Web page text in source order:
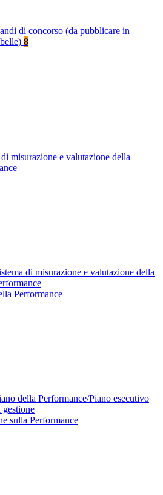
di concorso (da pubblicare in
8
di misurazione e valutazione della
di misurazione e valutazione della
Performance
della Performance/Piano esecutivo
gestione
sulla Performance